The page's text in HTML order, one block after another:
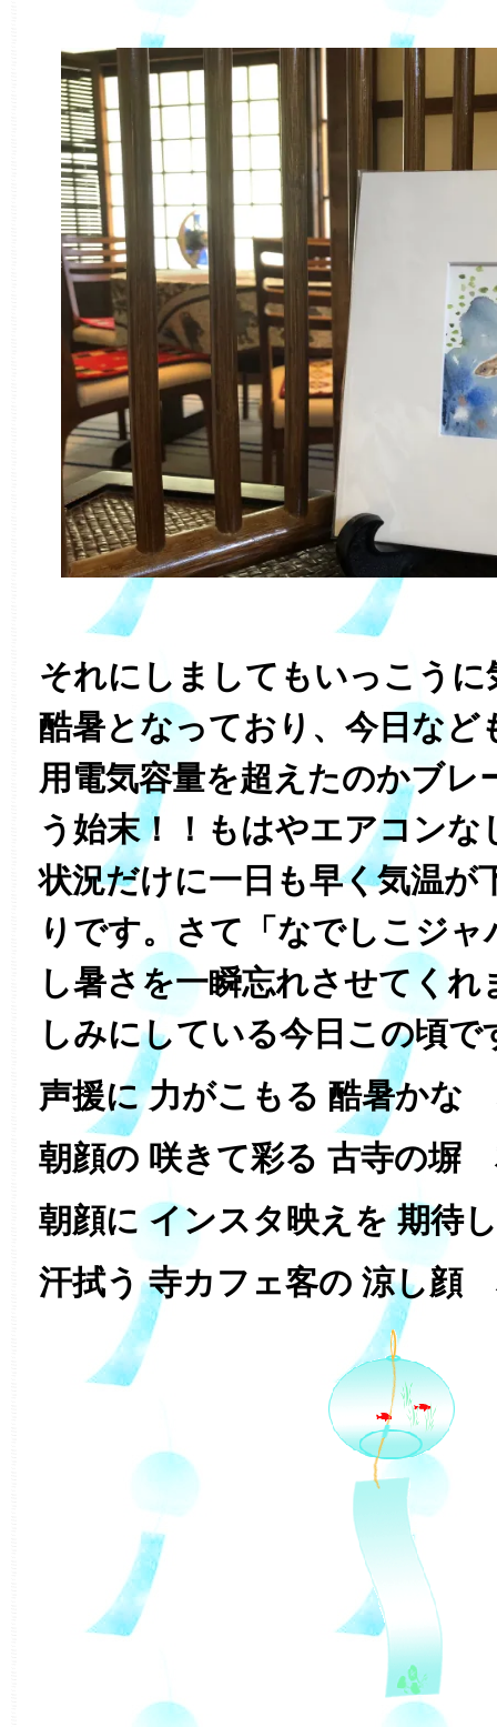
それにしましてもいっこう
酷暑となっており、今日など
用電気容量を超えたのかブレ
う始末！！もはやエアコンな
状況だけに一日も早く気温が
りです。さて「なでしこジ
し暑さを一瞬忘れさせてくれ
しみにしている今日この頃で
声援に 力がこもる 酷暑かな
朝顔の 咲きて彩る 古寺の塀
朝顔に インスタ映えを 期待
汗拭う 寺カフェ客の 涼し顔